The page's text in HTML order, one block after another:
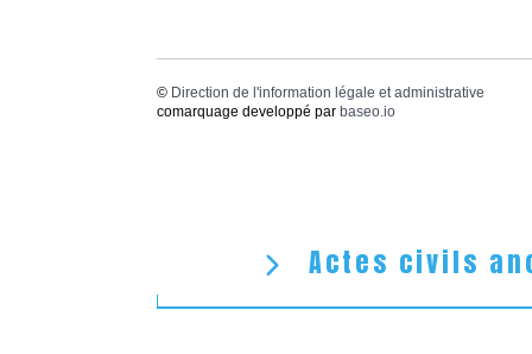
© Direction de l'information légale et administrative
comarquage developpé par baseo.io
Actes civils